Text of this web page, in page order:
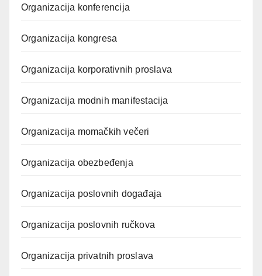
Organizacija konferencija
Organizacija kongresa
Organizacija korporativnih proslava
Organizacija modnih manifestacija
Organizacija momačkih večeri
Organizacija obezbeđenja
Organizacija poslovnih događaja
Organizacija poslovnih ručkova
Organizacija privatnih proslava